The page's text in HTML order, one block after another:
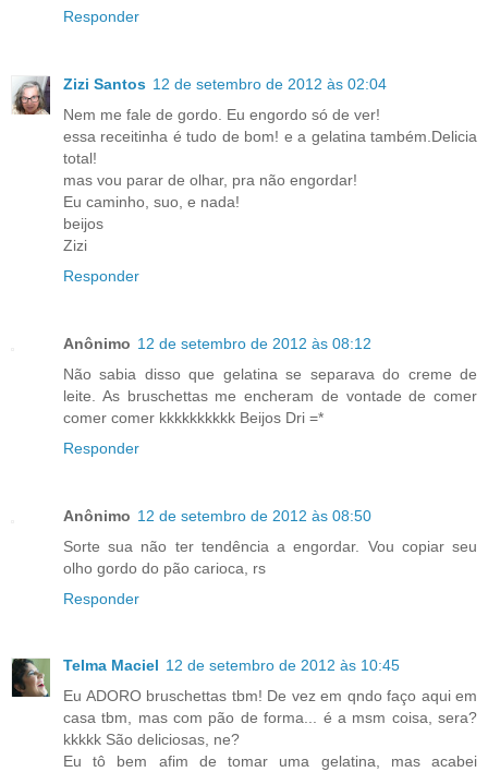
Responder
Zizi Santos 12 de setembro de 2012 às 02:04
Nem me fale de gordo. Eu engordo só de ver!
essa receitinha é tudo de bom! e a gelatina também.Delicia
total!
mas vou parar de olhar, pra não engordar!
Eu caminho, suo, e nada!
beijos
Zizi
Responder
Anônimo 12 de setembro de 2012 às 08:12
Não sabia disso que gelatina se separava do creme de
leite. As bruschettas me encheram de vontade de comer
comer comer kkkkkkkkkk Beijos Dri =*
Responder
Anônimo 12 de setembro de 2012 às 08:50
Sorte sua não ter tendência a engordar. Vou copiar seu
olho gordo do pão carioca, rs
Responder
Telma Maciel 12 de setembro de 2012 às 10:45
Eu ADORO bruschettas tbm! De vez em qndo faço aqui em
casa tbm, mas com pão de forma... é a msm coisa, sera?
kkkkk São deliciosas, ne?
Eu tô bem afim de tomar uma gelatina, mas acabei